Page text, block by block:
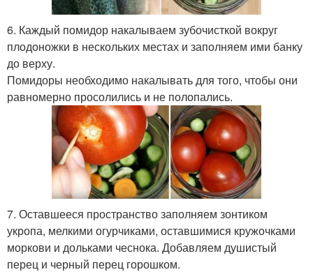
6. Каждый помидор накалываем зубочисткой вокруг
плодоножки в нескольких местах и заполняем ими банку
до верху.
Помидоры необходимо накалывать для того, чтобы они
равномерно просолились и не полопались.
7. Оставшееся пространство заполняем зонтиком
укропа, мелкими огурчиками, оставшимися кружочками
моркови и дольками чеснока. Добавляем душистый
перец и черный перец горошком.